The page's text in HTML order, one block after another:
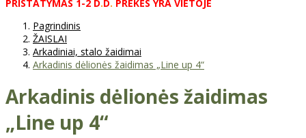
PRISTATYMAS 1-2 D. D. PREKĖS YRA VIETOJE
Pagrindinis
ŽAISLAI
Arkadiniai, stalo žaidimai
Arkadinis dėlionės žaidimas „Line up 4“
Arkadinis dėlionės žaidimas
„Line up 4“